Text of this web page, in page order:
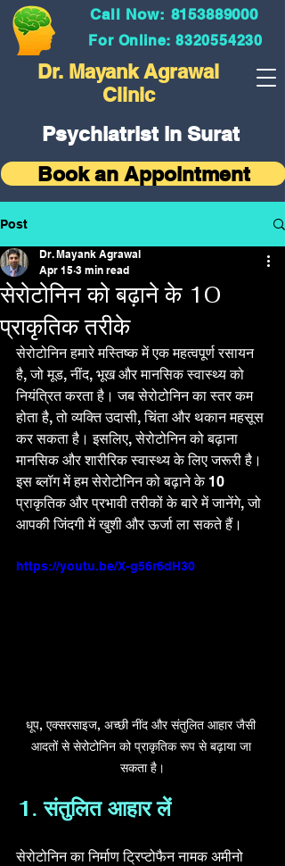
Dr. Mayank Agrawal
Clinic
Book an Appointment
Psychiatrist in Surat
Call Now: 8153889000
For Online: 8320554230
Post
सेरोटोनिन को बढ़ाने के 10
प्राकृतिक तरीके
Dr. Mayank Agrawal
Apr 15 3 min read
सेरोटोनिन हमारे मस्तिष्क में एक महत्वपूर्ण रसायन
है, जो मूड, नींद, भूख और मानसिक स्वास्थ्य को
नियंत्रित करता है। जब सेरोटोनिन का स्तर कम
होता है, तो व्यक्ति उदासी, चिंता और थकान महसूस
कर सकता है। इसलिए, सेरोटोनिन को बढ़ाना
मानसिक और शारीरिक स्वास्थ्य के लिए जरूरी है।
इस ब्लॉग में हम सेरोटोनिन को बढ़ाने के 10
प्राकृतिक और प्रभावी तरीकों के बारे में जानेंगे, जो
आपकी जिंदगी में खुशी और ऊर्जा ला सकते हैं।
https://youtu.be/X-g56r6dH30
धूप, एक्सरसाइज, अच्छी नींद और संतुलित आहार जैसी
आदतों से सेरोटोनिन को प्राकृतिक रूप से बढ़ाया जा
सकता है।
1. संतुलित आहार लें
सेरोटोनिन का निर्माण ट्रिप्टोफैन नामक अमीनो